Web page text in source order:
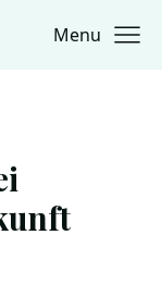
Menu